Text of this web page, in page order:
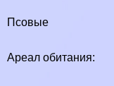
Псовые
Ареал обитания: